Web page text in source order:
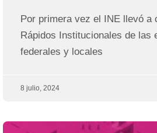
Por primera vez el INE llevó a
Rápidos Institucionales de las
federales y locales
8 julio, 2024